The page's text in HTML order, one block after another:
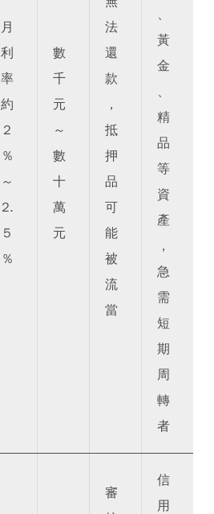
月
利
率
約
2
%
～
2.
5
%
數
千
元
～
數
十
萬
元
法
還
款
，
抵
押
品
可
能
被
流
當
、
黃
金
、
精
品
等
資
產
，
急
需
短
期
周
轉
者
審
信
用